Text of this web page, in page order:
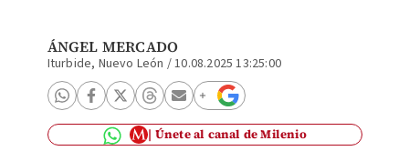
ÁNGEL MERCADO
Iturbide, Nuevo León /10.08.2025 13:25:00
Únete al canal de Milenio